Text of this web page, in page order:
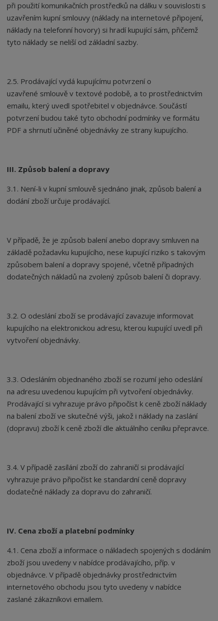
při použití komunikačních prostředků na dálku v souvislosti s
uzavřením kupní smlouvy (náklady na internetové připojení,
náklady na telefonní hovory) si hradí kupující sám, přičemž
tyto náklady se neliší od základní sazby.
2.5. Prodávající vydá kupujícímu potvrzení o
uzavřené smlouvě v textové podobě, a to prostřednictvím
emailu, který uvedl spotřebitel v objednávce. Součástí
potvrzení budou také tyto obchodní podmínky ve formátu
PDF a shrnutí učiněné objednávky ze strany kupujícího.
III. Způsob balení a dopravy
3.1. Není-li v kupní smlouvě sjednáno jinak, způsob balení a
dodání zboží určuje prodávající.
V případě, že je způsob balení anebo dopravy smluven na
základě požadavku kupujícího, nese kupující riziko s takovým
způsobem balení a dopravy spojené, včetně případných
dodatečných nákladů na zvolený způsob balení či dopravy.
3.2. O odeslání zboží se prodávající zavazuje informovat
kupujícího na elektronickou adresu, kterou kupující uvedl při
vytvoření objednávky.
3.3. Odesláním objednaného zboží se rozumí jeho odeslání
na adresu uvedenou kupujícím při vytvoření objednávky.
Prodávající si vyhrazuje právo připočíst k ceně zboží náklady
na balení zboží ve skutečné výši, jakož i náklady na zaslání
(dopravu) zboží k ceně zboží dle aktuálního ceníku přepravce.
3.4. V případě zasílání zboží do zahraničí si prodávající
vyhrazuje právo připočíst ke standardní ceně dopravy
dodatečné náklady za dopravu do zahraničí.
IV. Cena zboží a platební podmínky
4.1. Cena zboží a informace o nákladech spojených s dodáním
zboží jsou uvedeny v nabídce prodávajícího, příp. v
objednávce. V případě objednávky prostřednictvím
internetového obchodu jsou tyto uvedeny v nabídce
zaslané zákazníkovi emailem.